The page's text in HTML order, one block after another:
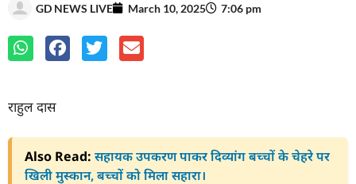
GD NEWS LIVE March 10, 2025 7:06 pm
राहुल दास
Also Read: सहायक उपकरण पाकर दिव्यांग बच्चों के चेहरे पर
खिली मुस्कान, बच्चों को मिला सहारा।